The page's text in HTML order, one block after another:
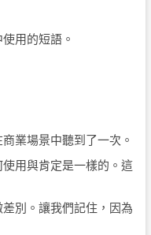
用的短語。
業場景中聽到了一次。
用與肯定是一樣的。這
別。讓我們記住，因為